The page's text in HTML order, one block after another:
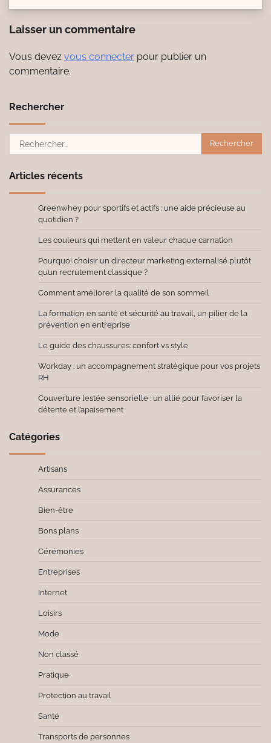
Laisser un commentaire
Vous devez vous connecter pour publier un
commentaire.
Rechercher
Rechercher :
Articles récents
Greenwhey pour sportifs et actifs : une aide précieuse au
quotidien ?
Les couleurs qui mettent en valeur chaque carnation
Pourquoi choisir un directeur marketing externalisé plutôt
qu’un recrutement classique ?
Comment améliorer la qualité de son sommeil
La formation en santé et sécurité au travail, un pilier de la
prévention en entreprise
Le guide des chaussures: confort vs style
Workday : un accompagnement stratégique pour vos projets
RH
Couverture lestée sensorielle : un allié pour favoriser la
détente et l’apaisement
Catégories
Artisans
Assurances
Bien-être
Bons plans
Cérémonies
Entreprises
Internet
Loisirs
Mode
Non classé
Pratique
Protection au travail
Santé
Transports de personnes